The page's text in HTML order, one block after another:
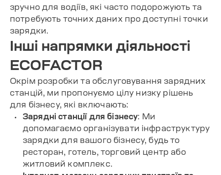
зручно для водіїв, які часто подорожують та
потребують точних даних про доступні точки
зарядки.
Інші напрямки діяльності
ECOFACTOR
Окрім розробки та обслуговування зарядних
станцій, ми пропонуємо цілу низку рішень
для бізнесу, які включають:
Зарядні станції для бізнесу: Ми
допомагаємо організувати інфраструктуру
зарядки для вашого бізнесу, будь то
ресторан, готель, торговий центр або
житловий комплекс.